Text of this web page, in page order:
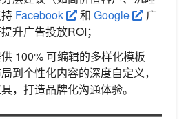
Facebook 和 Google
广
升广告投放ROI；
100% 可编辑的多样化模板
到个性化内容的深度自定义，
，打造品牌化沟通体验。